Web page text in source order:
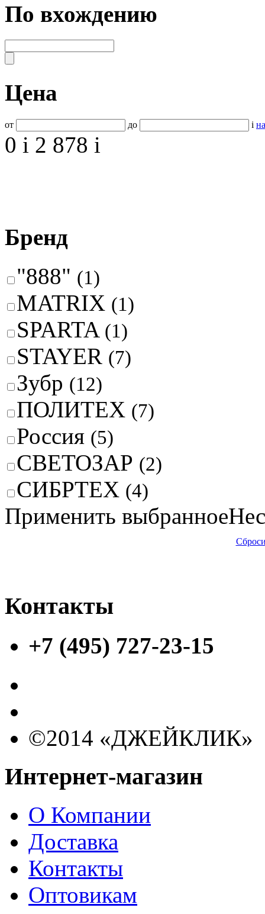
По вхождению
Цена
от до i
0 i 2 878 i
Бренд
"888" (1)
MATRIX (1)
SPARTA (1)
STAYER (7)
Зубр (12)
ПОЛИТЕХ (7)
Россия (5)
СВЕТОЗАР (2)
СИБРТЕХ (4)
Применить выбранное
Контакты
+7 (495) 727-23-15
©2014 «ДЖЕЙКЛИК»
Интернет-магазин
О Компании
Доставка
Контакты
Оптовикам